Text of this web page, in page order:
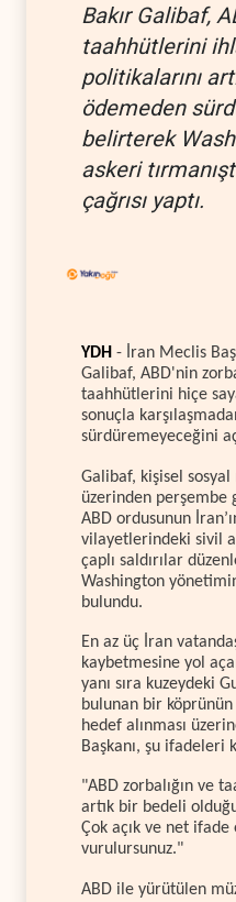
Bakır Galibaf,
taahhütlerini
politikalarını
ödemeden
belirterek
askeri
çağrısı yaptı.
YDH - İran Meclis
Galibaf, ABD'nin
taahhütlerini hiçe
sonuçla
sürdüremeyeceğini
Galibaf, kişisel sosyal
üzerinden perşembe
ABD ordusunun
vilayetlerindeki sivil
çaplı saldırılar
Washington
bulundu.
En az üç İran
kaybetmesine yol
yanı sıra kuzeydeki
bulunan bir
hedef alınması
Başkanı, şu ifadeleri
"ABD zorbalığın ve
artık bir bedeli
Çok açık ve net ifade
vurulursunuz."
ABD ile yürütülen